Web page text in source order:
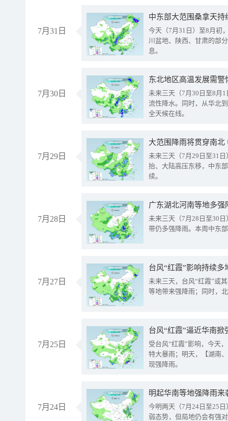
7月31日
中东部大范围桑拿天
今天（7月31日）至8月初
川盆地、陕西、甘肃的部
息。
7月30日
东北地区高温发展需
未来三天（7月30日至8月
流性降水。同时，从华北
全天候在线。
7月29日
大范围降雨将贯穿南
未来三天（7月29日至31
抬、大陆高压东移，中东
续。
7月28日
广东湖北河南等地多
未来三天（7月28日至30
带仍多强降雨。本周中东
7月27日
台风“红霞”影响持续
未来三天，台风“红霞”或
等地带来强降雨；同时，
7月25日
台风“红霞”逼近华南
受台风“红霞”影响，今天
特大暴雨；明天，【湖南
现强降雨。
7月24日
明起华南等地强降雨
今明两天（7月24日至25
弱态势，但局地仍会有强